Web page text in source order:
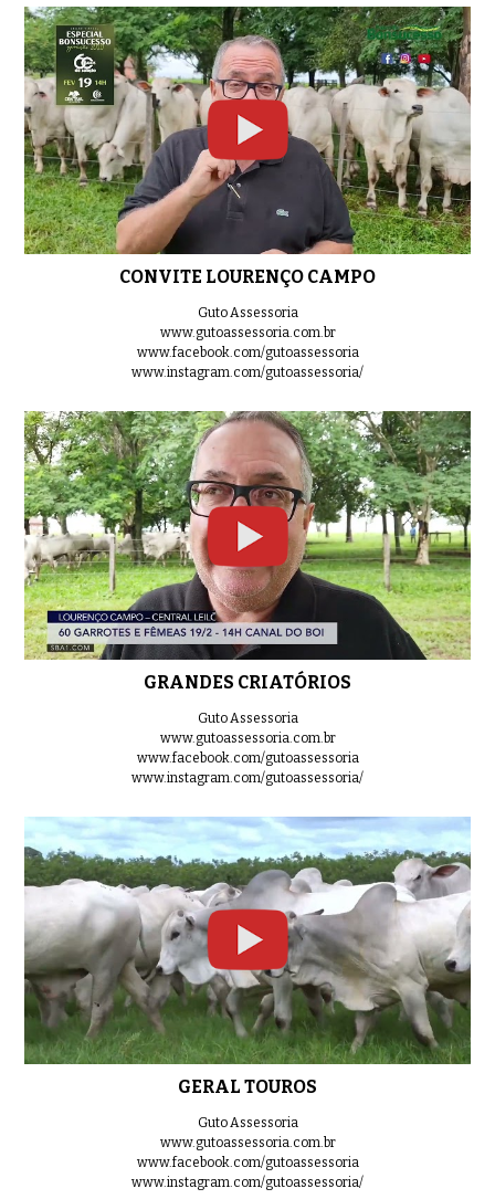
0:40 BATERIA 05
0:36 BATERIA 06
0:46 BATERIA 07
0:36 BATERIA 09
LOTE 01
0:39 LOTE 02
0:33 LOTE 03
0:46 LOTE 04
0:48 LOTE 05
CONVITE LOURENÇO CAMPO
Guto Assessoria
www.gutoassessoria.com.br
www.facebook.com/gutoassessoria
www.instagram.com/gutoassessoria/
GRANDES CRIATÓRIOS
Guto Assessoria
www.gutoassessoria.com.br
www.facebook.com/gutoassessoria
www.instagram.com/gutoassessoria/
GERAL TOUROS
Guto Assessoria
www.gutoassessoria.com.br
www.facebook.com/gutoassessoria
www.instagram.com/gutoassessoria/